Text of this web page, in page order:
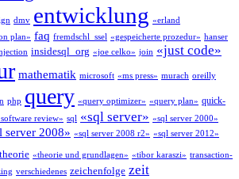
dmv entwicklung «erland
plan» faq fremdschl_ssel «gespeicherte prozedur» hanser
insidesql_org «joe celko» join «just code»
mathematik microsoft «ms press» murach oreilly
php query «query optimizer» «query plan» quick-
review» sql «sql server» «sql server 2000»
server 2008» «sql server 2008 r2» «sql server 2012»
theorie «theorie und grundlagen» «tibor karaszi» transaction-
verschiedenes zeichenfolge zeit